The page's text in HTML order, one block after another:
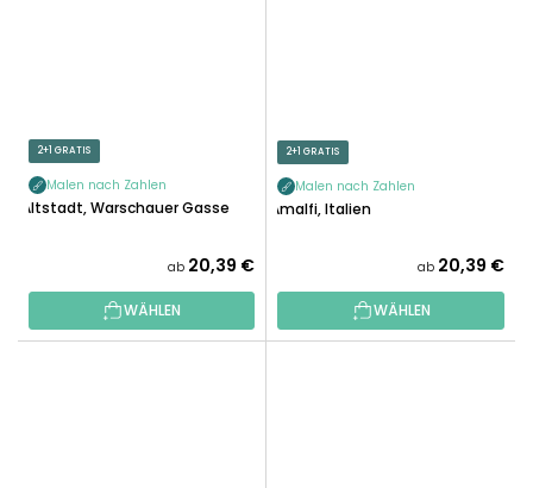
2+1 GRATIS
Malen nach Zahlen
Altstadt, Warschauer Gasse
ab 20,39 €
WÄHLEN
2+1 GRATIS
Malen nach Zahlen
Amalfi, Italien
ab 20,39 €
WÄHLEN